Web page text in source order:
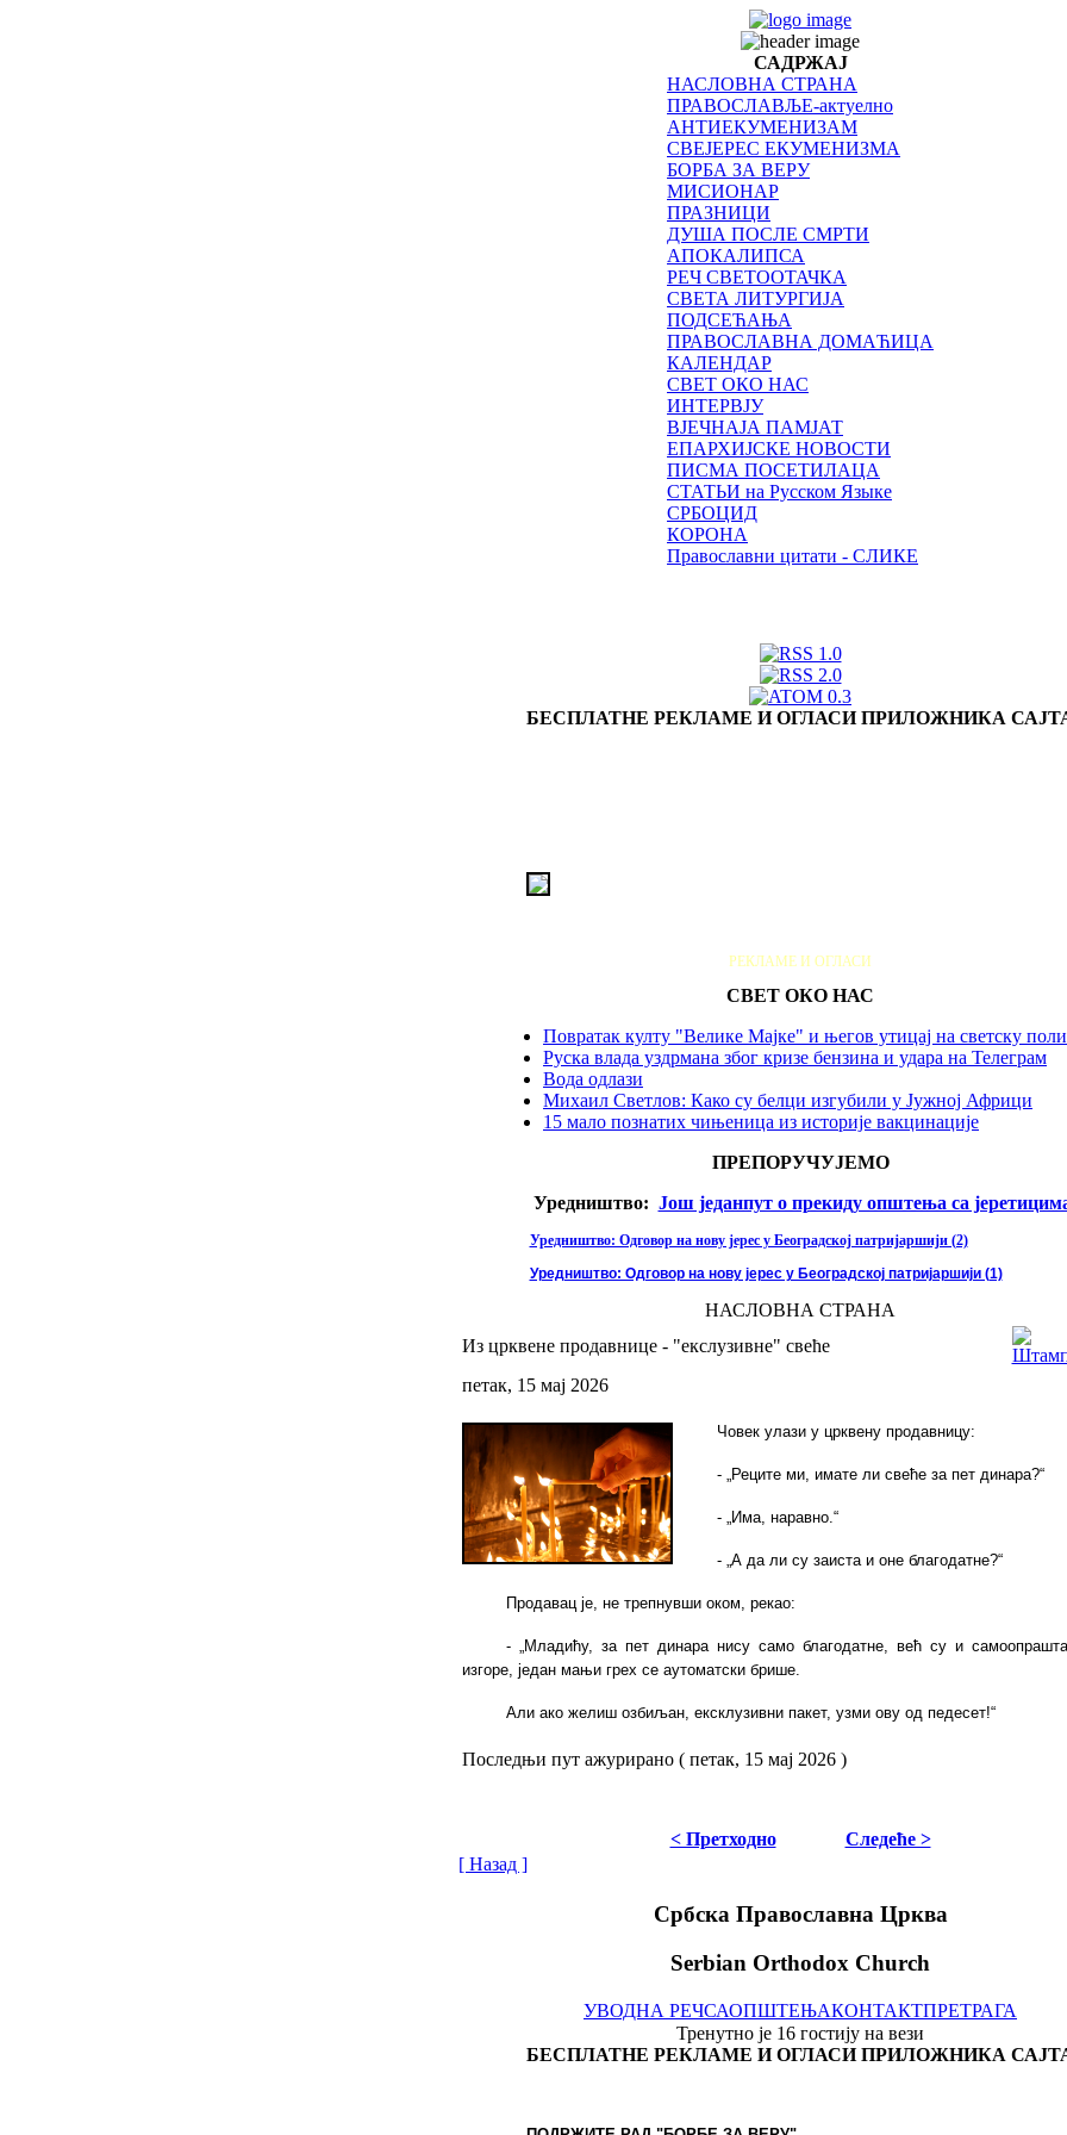
САДРЖАЈ
НАСЛОВНА СТРАНА
ПРАВОСЛАВЉЕ-актуелно
АНТИЕКУМЕНИЗАМ
СВЕЈЕРЕС ЕКУМЕНИЗМА
БОРБА ЗА ВЕРУ
МИСИОНАР
ПРАЗНИЦИ
ДУША ПОСЛЕ СМРТИ
АПОКАЛИПСА
РЕЧ СВЕТООТАЧКА
СВЕТА ЛИТУРГИЈА
ПОДСЕЋАЊА
ПРАВОСЛАВНА ДОМАЋИЦА
КАЛЕНДАР
СВЕТ ОКО НАС
ИНТЕРВЈУ
ВЈЕЧНАЈА ПАМЈАТ
ЕПАРХИЈСКЕ НОВОСТИ
ПИСМА ПОСЕТИЛАЦА
СТАТЬИ на Русском Языке
СРБОЦИД
КОРОНА
Православни цитати - СЛИКЕ
БЕСПЛАТНЕ РЕКЛАМЕ И ОГЛАСИ ПРИЛОЖНИКА
РЕКЛАМЕ И ОГЛАСИ
СВЕТ ОКО НАС
Повратак култу "Велике Мајке" и његов утицај на светску
Руска влада уздрмана због кризе бензина и удара на Телеграм
Вода одлази
Михаил Светлов: Како су белци изгубили у Јужној Африци
15 мало познатих чињеница из историје вакцинације
ПРЕПОРУЧУЈЕМО
Уредништво: Још једанпут о прекиду општења са
Уредништво: Одговор на нову јерес у Београдској патријаршији (2)
Уредништво: Одговор на нову јерес у Београдској патријаршији (1)
НАСЛОВНА СТРАНА
Из црквене продавнице - "екслузивне" свеће
петак, 15 мај 2026
Човек улази у црквену продавницу:
- „Реците ми, имате ли свеће за петдинара?“
-„Има, наравно.“
- „А да ли су заистаи оне благодатне?“
Продавац је, не трепнувши оком, рекао:
- „Младићу, за петдинаранису само благодатне, већ су и
изгоре, један мањи грех се аутоматски брише.
Али ако желиш озбиљан, ексклузивни пакет, узми овуод педесет!“
Последњи пут ажурирано ( петак, 15 мај 2026 )
< Претходно
Следеће >
[ Назад ]
Србска Православна Црква
Serbian Orthodox Church
УВОДНА РЕЧСАОПШТЕЊАКОНТАКТПРЕТРАГА
Тренутно је 16 гостију на вези
БЕСПЛАТНЕ РЕКЛАМЕ И ОГЛАСИ ПРИЛОЖНИКА